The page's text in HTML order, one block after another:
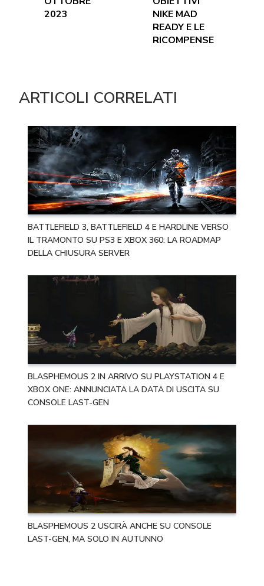
2023
NIKE MAD
READY E LE
RICOMPENSE
ARTICOLI CORRELATI
BATTLEFIELD 3, BATTLEFIELD 4 E HARDLINE VERSO
IL TRAMONTO SU PS3 E XBOX 360: LA ROADMAP
DELLA CHIUSURA SERVER
BLASPHEMOUS 2 IN ARRIVO SU PLAYSTATION 4 E
XBOX ONE: ANNUNCIATA LA DATA DI USCITA SU
CONSOLE LAST-GEN
BLASPHEMOUS 2 USCIRÀ ANCHE SU CONSOLE
LAST-GEN, MA SOLO IN AUTUNNO